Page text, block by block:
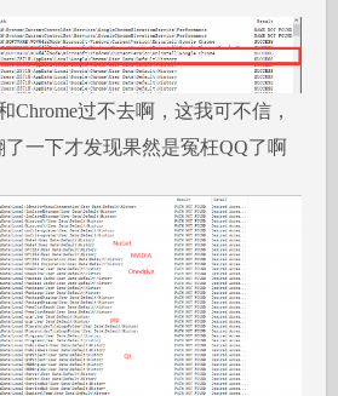
Chrome过不去啊，这我可不信，
一下才发现果然是冤枉QQ了啊